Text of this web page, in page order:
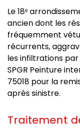
Le 18ᵉ
ancien dont les
fréquemment
récurrents,
les infiltrations par
SPGR Peinture
75018 pour la
après sinistre.
Traitement